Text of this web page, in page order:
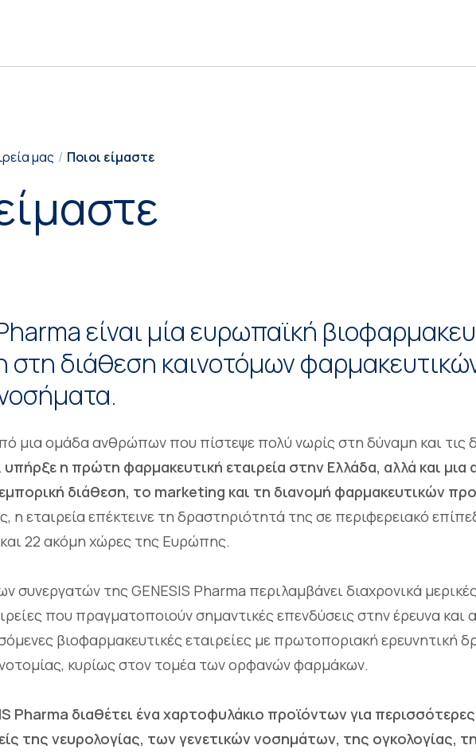
μας Ποιοι είμαστε
είναι μία ευρωπαϊκή
στη διάθεση καινοτόμων
μια ομάδα ανθρώπων που πίστεψε πολύ νωρίς στη δύναμη και τις
υπήρξε η πρώτη φαρμακευτική εταιρεία στην Ελλάδα, αλλά και
διάθεση, το marketing και τη διανομή φαρμακευτικών
η εταιρεία επέκτεινε τη δραστηριότητά της σε περιφερειακό
22 ακόμη χώρες της Ευρώπης.
συνεργατών της GENESIS Pharma περιλαμβάνει διαχρονικά
που πραγματοποιούν σημαντικές επενδύσεις στην έρευνα
βιοφαρμακευτικές εταιρείες με πρωτοποριακή ερευνητική
κυρίως στον τομέα των ορφανών φαρμάκων.
Pharma διαθέτει ένα χαρτοφυλάκιο προϊόντων για
της νευρολογίας, των γενετικών νοσημάτων, της ογκολογίας,